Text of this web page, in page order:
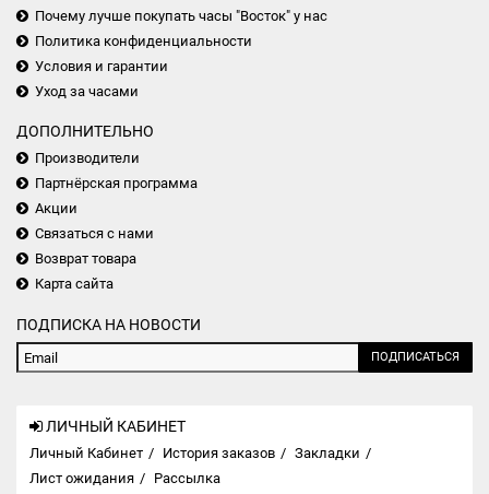
Почему лучше покупать часы "Восток" у нас
Политика конфиденциальности
Условия и гарантии
Уход за часами
ДОПОЛНИТЕЛЬНО
Производители
Партнёрская программа
Акции
Связаться с нами
Возврат товара
Карта сайта
ПОДПИСКА НА НОВОСТИ
ПОДПИСАТЬСЯ
ЛИЧНЫЙ КАБИНЕТ
Личный Кабинет История заказов
Закладки
Лист ожидания
Рассылка